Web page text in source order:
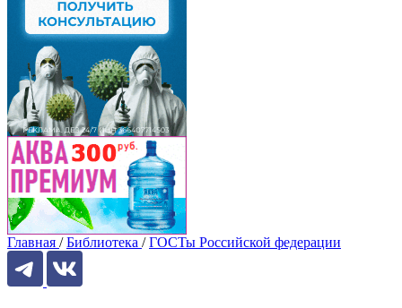
Главная / Библиотека / ГОСТы Российской федерации